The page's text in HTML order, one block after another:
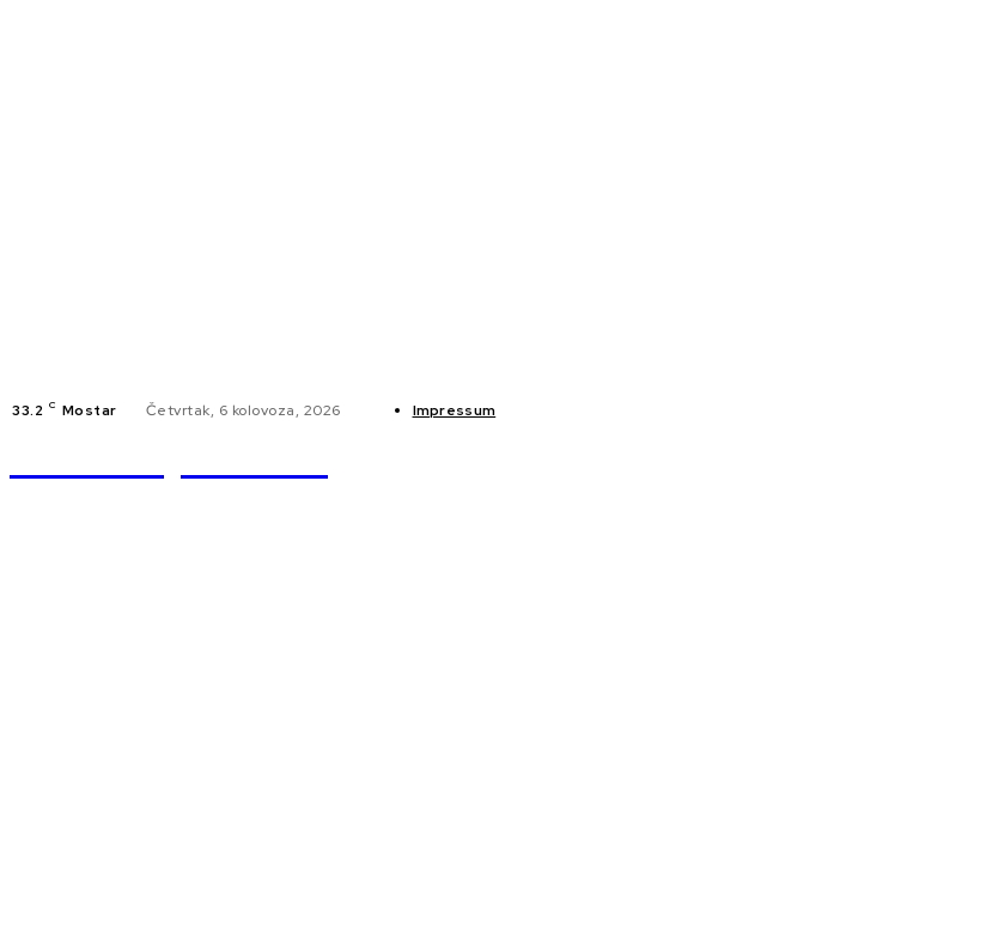
33.2 C Mostar Četvrtak, 6 kolovoza, 2026 Impressum